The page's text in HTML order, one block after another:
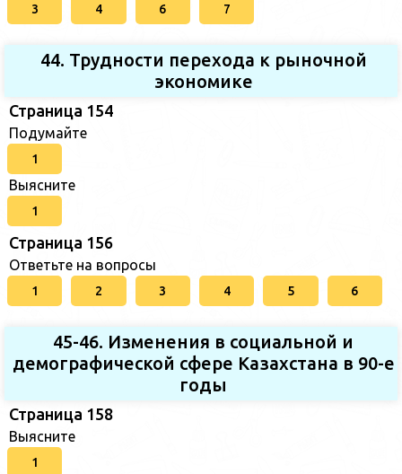
3 4 6 7
44. Трудности перехода к рыночной
экономике
Страница 154
Подумайте
1
Выясните
1
Страница 156
Ответьте на вопросы
1 2 3 4 5 6
45-46. Изменения в социальной и
демографической сфере Казахстана в 90-е
годы
Страница 158
Выясните
1